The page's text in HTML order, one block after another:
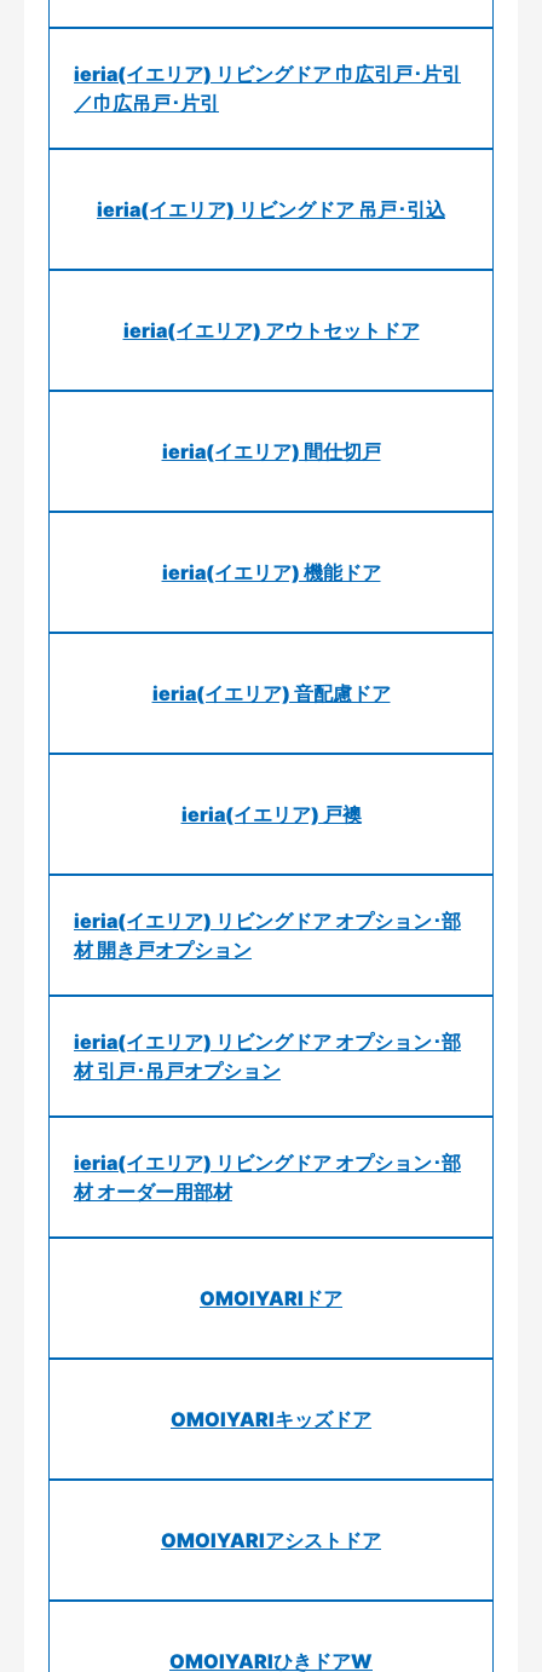
ieria(イエリア) リビングドア 巾広引戸･片引
／巾広吊戸･片引
ieria(イエリア) リビングドア 吊戸･引込
ieria(イエリア) アウトセットドア
ieria(イエリア) 間仕切戸
ieria(イエリア) 機能ドア
ieria(イエリア) 音配慮ドア
ieria(イエリア) 戸襖
ieria(イエリア) リビングドア オプション･部
材 開き戸オプション
ieria(イエリア) リビングドア オプション･部
材 引戸･吊戸オプション
ieria(イエリア) リビングドア オプション･部
材 オーダー用部材
OMOIYARIドア
OMOIYARIキッズドア
OMOIYARIアシストドア
OMOIYARIひきドアW